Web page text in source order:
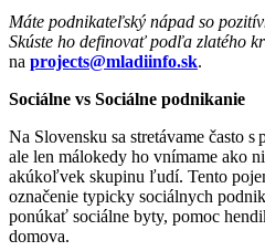
Máte podnikateľský nápad so
Skúste ho definovať podľa zlatého
na projects@mladiinfo.sk.
Sociálne vs Sociálne podnikanie
Na Slovensku sa stretávame často
ale len málokedy ho vnímame ako
akúkoľvek skupinu ľudí. Tento
označenie typicky sociálnych
ponúkať sociálne byty, pomoc
domova.